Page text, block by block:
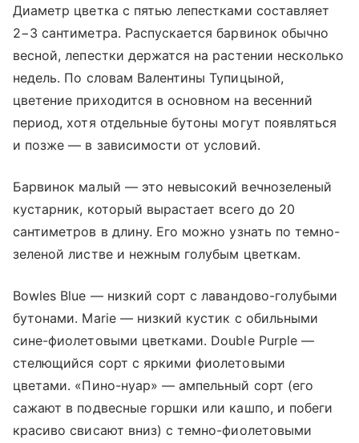
Диаметр цветка с пятью лепестками составляет
2−3 сантиметра. Распускается барвинок обычно
весной, лепестки держатся на растении несколько
недель. По словам Валентины Тупицыной,
цветение приходится в основном на весенний
период, хотя отдельные бутоны могут появляться
и позже — в зависимости от условий.
Барвинок малый — это невысокий вечнозеленый
кустарник, который вырастает всего до 20
сантиметров в длину. Его можно узнать по темно-
зеленой листве и нежным голубым цветкам.
Bowles Blue — низкий сорт с лавандово-голубыми
бутонами. Marie — низкий кустик с обильными
сине-фиолетовыми цветками. Double Purple —
стелющийся сорт с яркими фиолетовыми
цветами. «Пино-нуар» — ампельный сорт (его
сажают в подвесные горшки или кашпо, и побеги
красиво свисают вниз) с темно-фиолетовыми